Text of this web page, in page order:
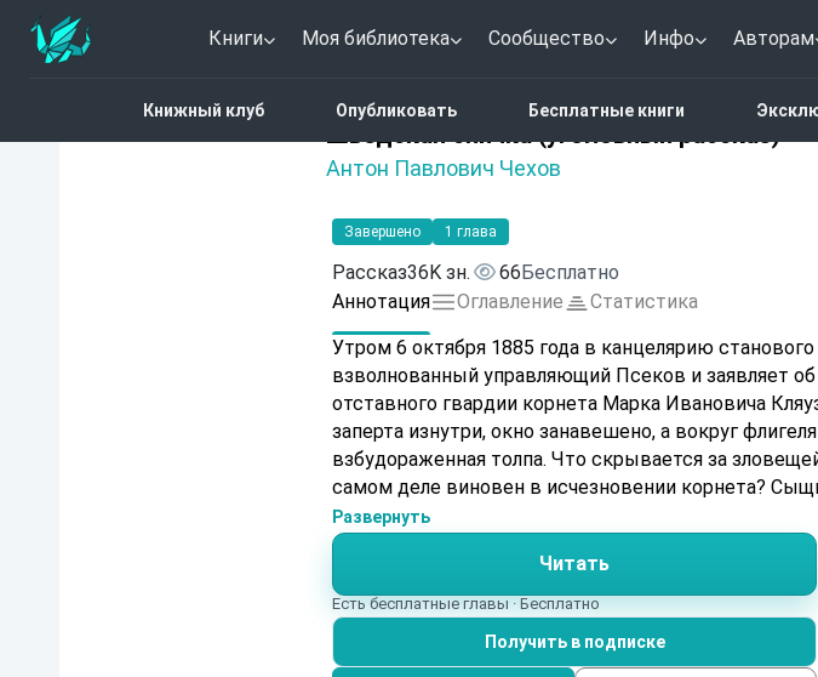
Книги Моя библиотека Сообщество Инфо Авторам
Книжный клуб Опубликовать Бесплатные книги
Шведская спичка (уголовный рассказ)
Антон Павлович Чехов
Нет оценок
Завершено 1 глава
Рассказ36K зн. 66Бесплатно
Аннотация
Оглавление
Статистика
Утром 6 октября 1885 года в канцелярию станового
взволнованный управляющий Псеков и заявляет об
отставного гвардии корнета Марка Ивановича
заперта изнутри, окно занавешено, а вокруг
взбудораженная толпа. Что скрывается за
самом деле виновен в исчезновении корнета?
загадочное дело, полное неожиданных поворотов и
Развернуть
Читать
Есть бесплатные главы · Бесплатно
Получить в подписке